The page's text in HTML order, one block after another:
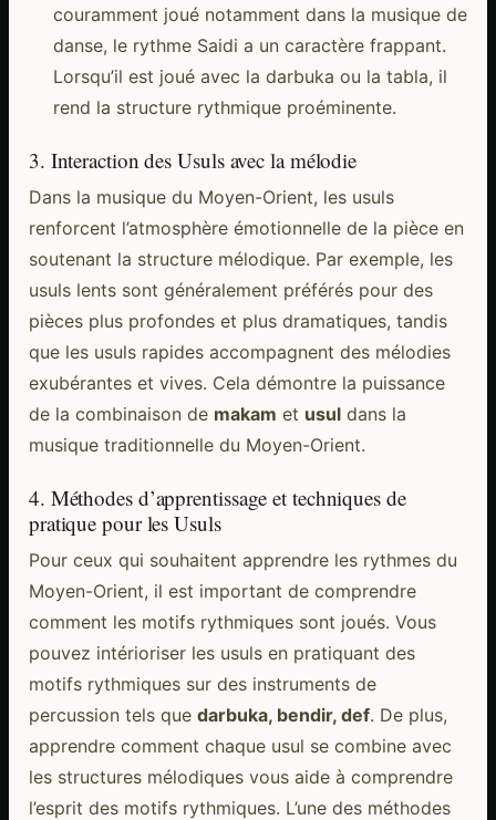
couramment joué notamment dans la musique de
danse, le rythme Saidi a un caractère frappant.
Lorsqu’il est joué avec la darbuka ou la tabla, il
rend la structure rythmique proéminente.
3. Interaction des Usuls avec la mélodie
Dans la musique du Moyen-Orient, les usuls
renforcent l’atmosphère émotionnelle de la pièce en
soutenant la structure mélodique. Par exemple, les
usuls lents sont généralement préférés pour des
pièces plus profondes et plus dramatiques, tandis
que les usuls rapides accompagnent des mélodies
exubérantes et vives. Cela démontre la puissance
de la combinaison de makam et usuldans la
musique traditionnelle du Moyen-Orient.
4. Méthodes d’apprentissage et techniques de
pratique pour les Usuls
Pour ceux qui souhaitent apprendre les rythmes du
Moyen-Orient, il est important de comprendre
comment les motifs rythmiques sont joués. Vous
pouvez intérioriser les usuls en pratiquant des
motifs rythmiques sur des instruments de
percussion tels que darbuka, bendir, def. De plus,
apprendre comment chaque usul se combine avec
les structures mélodiques vous aide à comprendre
l’esprit des motifs rythmiques. L’une des méthodes